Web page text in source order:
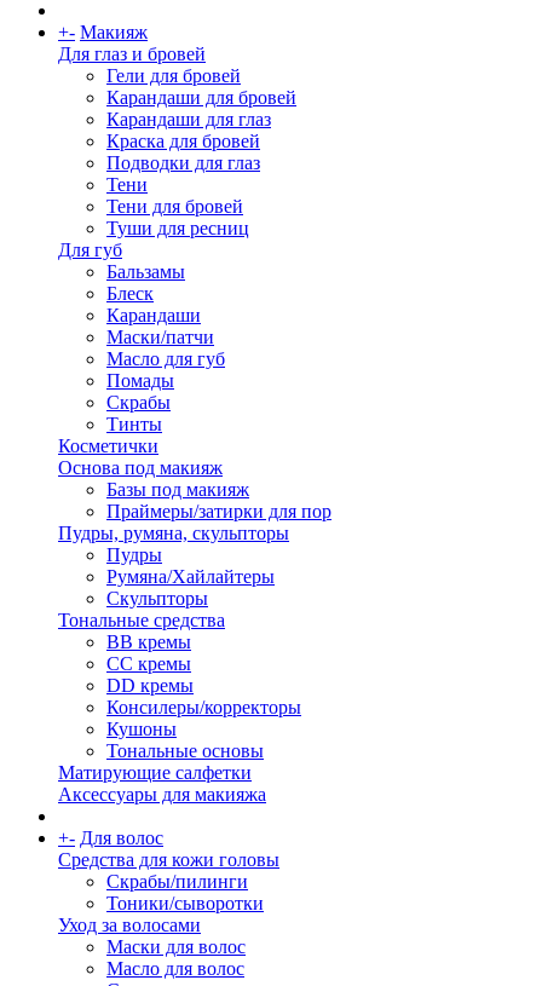
+- Макияж
Для глаз и бровей
Гели для бровей
Карандаши для бровей
Карандаши для глаз
Краска для бровей
Подводки для глаз
Тени
Тени для бровей
Туши для ресниц
Для губ
Бальзамы
Блеск
Карандаши
Маски/патчи
Масло для губ
Помады
Скрабы
Тинты
Косметички
Основа под макияж
Базы под макияж
Праймеры/затирки для пор
Пудры, румяна, скульпторы
Пудры
Румяна/Хайлайтеры
Скульпторы
Тональные средства
BB кремы
CC кремы
DD кремы
Консилеры/корректоры
Кушоны
Тональные основы
Матирующие салфетки
Аксессуары для макияжа
+- Для волос
Средства для кожи головы
Скрабы/пилинги
Тоники/сыворотки
Уход за волосами
Маски для волос
Масло для волос